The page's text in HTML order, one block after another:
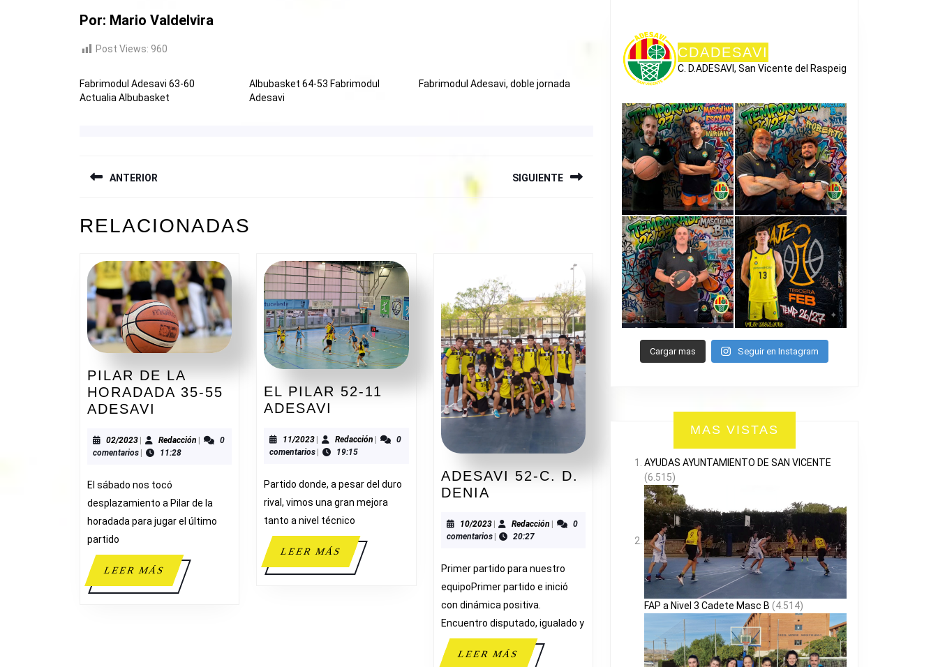
Por: Mario Valdelvira
Post Views: 960
Fabrimodul Adesavi 63-60
Actualia Albubasket
Albubasket 64-53 Fabrimodul
Adesavi
Fabrimodul Adesavi, doble jornada
DE
ENTRADAS
ANTERIOR
anterior:
SIGUIENTE
RELACIONADAS
PILAR DE LA
HORADADA 35-55
ADESAVI
LA
HORADADA
55
ADESAVI
02/202302/2023RedacciónRedacción
0
comentarios
11:28
El sábado nos tocó
desplazamiento a Pilar de la
horadada para jugar el último
partido
LEER MÁSLEER
MÁS
EL PILAR 52-11
ADESAVI
52-
11
11/202311/2023Redacción Redacción
0
comentarios
19:15
Partido donde, a pesar del duro
rival, vimos una gran mejora
tanto a nivel técnico
LEER MÁSLEER
MÁS
ADESAVI 52-C. D.
DENIA
C.
D.
10/202310/2023Redacción Redacción
0
comentarios
20:27
Primer partido para nuestro
equipoPrimer partido e inició
con dinámica positiva.
Encuentro disputado, igualado y
LEER MÁSLEER
CDADESAVI
C. D.ADESAVI, San Vicente del Raspeig
Cargar mas Seguir en Instagram
MAS VISTAS
AYUDAS AYUNTAMIENTO DE SAN VICENTE
(6.515)
FAP a Nivel 3 Cadete Masc B (4.514)